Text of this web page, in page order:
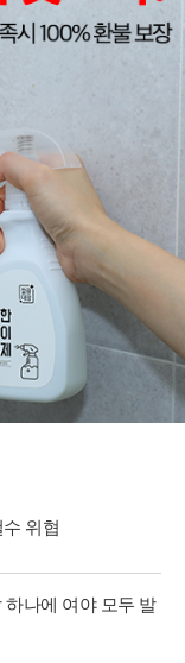
위협
나에 여야 모두 발